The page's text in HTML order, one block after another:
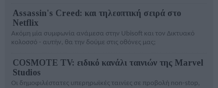
Assassin's Creed: και τηλεοπτική σειρά στο
Netflix
Ακόμη μία συμφωνία ανάμεσα στην Ubisoft και τον Δικτυακό
κολοσσό - αυτήν, θα την δούμε στις οθόνες μας;
COSMOTE TV: ειδικό κανάλι ταινιών της Marvel
Studios
Οι δημοφιλέστατες υπερηρωϊκές ταινίες σε προβολή non-stop,